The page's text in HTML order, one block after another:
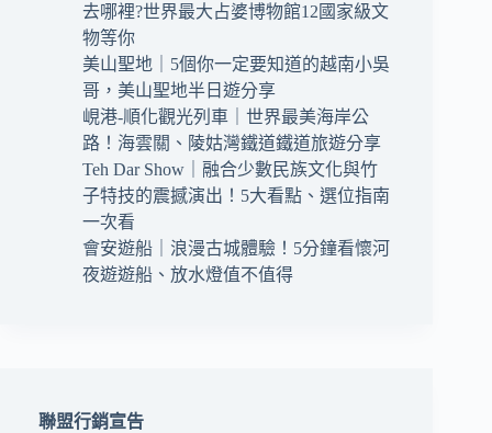
去哪裡?世界最大占婆博物館12國家級文
物等你
美山聖地｜5個你一定要知道的越南小吳
哥，美山聖地半日遊分享
峴港-順化觀光列車｜世界最美海岸公
路！海雲關、陵姑灣鐵道鐵道旅遊分享
Teh Dar Show｜融合少數民族文化與竹
子特技的震撼演出！5大看點、選位指南
一次看
會安遊船｜浪漫古城體驗！5分鐘看懷河
夜遊遊船、放水燈值不值得
聯盟行銷宣告